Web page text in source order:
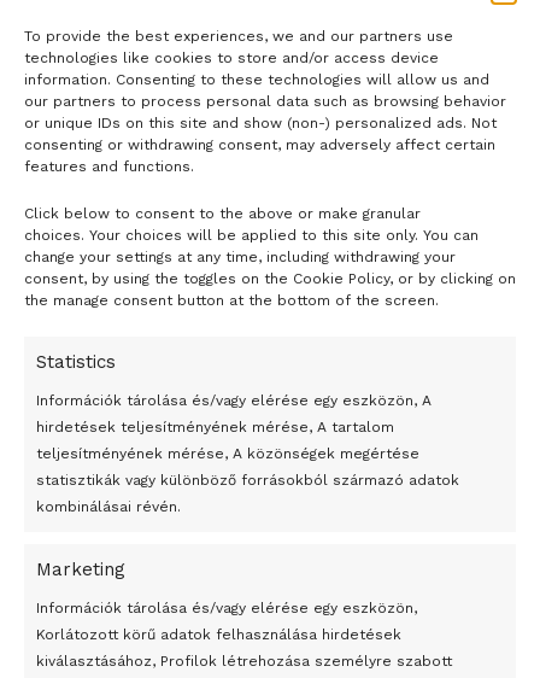
To provide the best experiences, we and our partners use
technologies like cookies to store and/or access device
information. Consenting to these technologies will allow us and
our partners to process personal data such as browsing behavior
or unique IDs on this site and show (non-) personalized ads. Not
consenting or withdrawing consent, may adversely affect certain
features and functions.
Click below to consent to the above or make granular
choices. Your choices will be applied to this site only. You can
change your settings at any time, including withdrawing your
consent, by using the toggles on the Cookie Policy, or by clicking on
the manage consent button at the bottom of the screen.
Statistics
Információk tárolása és/vagy elérése egy eszközön, A
hirdetések teljesítményének mérése, A tartalom
teljesítményének mérése, A közönségek megértése
statisztikák vagy különböző forrásokból származó adatok
kombinálásai révén.
Marketing
Információk tárolása és/vagy elérése egy eszközön,
Korlátozott körű adatok felhasználása hirdetések
kiválasztásához, Profilok létrehozása személyre szabott
- H I R D E T É S -
Átmenetileg szünetelnek az összecsapások Bahmutnál